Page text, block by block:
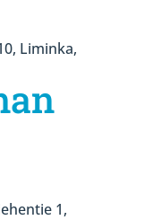
Liminka,
1,